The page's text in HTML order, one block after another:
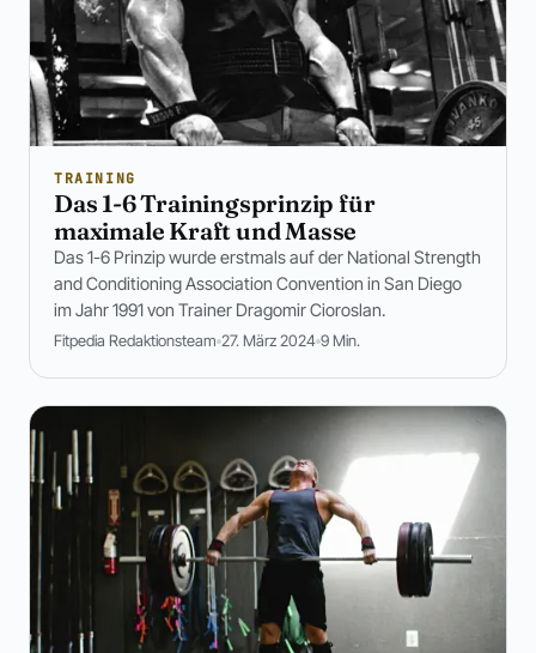
TRAINING
Das 1-6 Trainingsprinzip für
maximale Kraft und Masse
Das 1-6 Prinzip wurde erstmals auf der National Strength
and Conditioning Association Convention in San Diego
im Jahr 1991 von Trainer Dragomir Cioroslan.
Fitpedia Redaktionsteam 27. März 2024 9 Min.